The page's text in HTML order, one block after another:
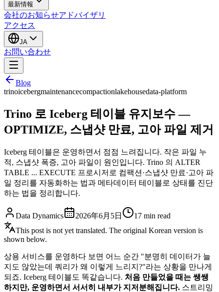
最新情報
会社のお知らせアドバイザリ
アクセス
JA
お問い合わせ
Blog
trinoicebergmaintenancecompactionlakehousedata-platform
Trino 로 Iceberg 테이블 유지보수 —
OPTIMIZE, 스냅샷 만료, 고아 파일 제거
Iceberg 테이블은 운영하면서 점점 느려집니다. 작은 파일 누
적, 스냅샷 폭증, 고아 파일이 원인입니다. Trino 의 ALTER
TABLE ... EXECUTE 프로시저로 컴팩션·스냅샷 만료·고아 파
일 정리를 자동화하는 법과 메타데이터 테이블로 상태를 진단
하는 법을 정리합니다.
Data Dynamics 2026年6月5日 17 min read
This post is not yet translated. The original Korean version is
shown below.
상용 서비스를 운영하다 보면 어느 순간 "분명히 데이터가 늘
지도 않았는데 쿼리가 왜 이렇게 느리지?"라는 상황을 만나게
되죠. Iceberg 테이블도 똑같습니다. 처음 만들었을 때는 쌩쌩
하지만, 운영하면서 서서히 내부가 지저분해집니다. 스트리밍